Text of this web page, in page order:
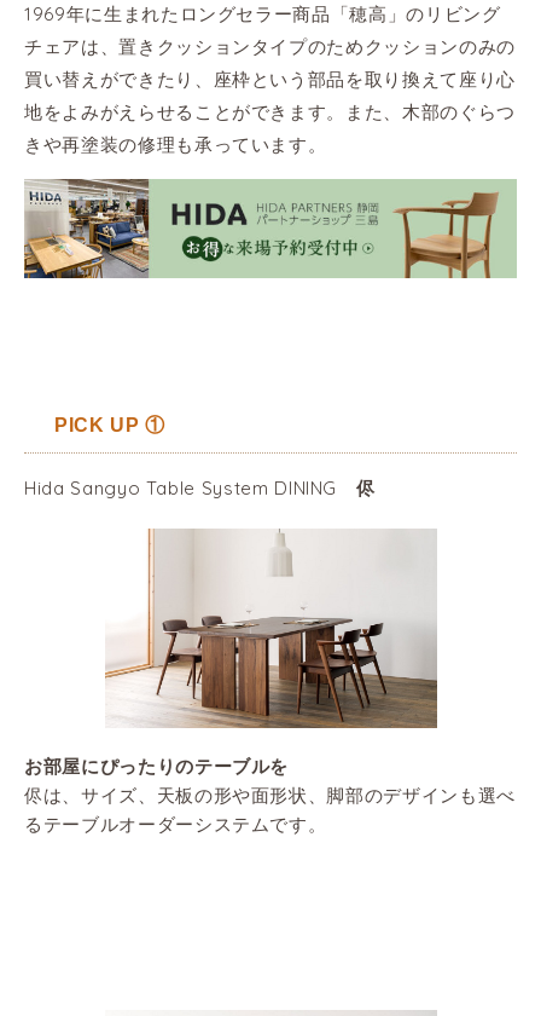
1969年に生まれたロングセラー商品「穂高」のリビング
チェアは、置きクッションタイプのためクッションのみの
買い替えができたり、座枠という部品を取り換えて座り心
地をよみがえらせることができます。また、木部のぐらつ
きや再塗装の修理も承っています。
PICK UP ①
Hida Sangyo Table System DINING 侭
お部屋にぴったりのテーブルを
侭は、サイズ、天板の形や面形状、脚部のデザインも選べ
るテーブルオーダーシステムです。